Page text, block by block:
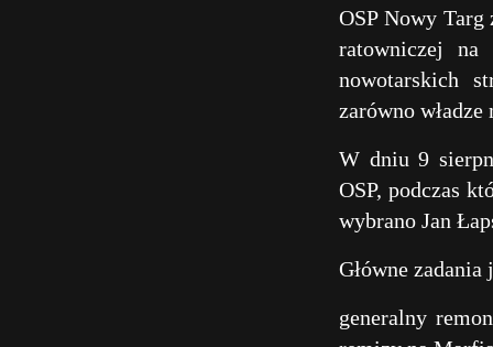
OSP Nowy Targ
ratowniczej na
nowotarskich
zarówno
W dniu 9
OSP, podczas
wybrano Jan
Główne
generalny